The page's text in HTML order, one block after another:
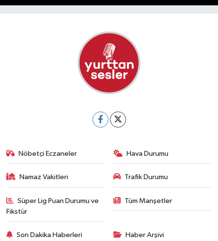
Nöbetçi Eczaneler Hava Durumu
Namaz Vakitleri Trafik Durumu
Süper Lig Puan Durumu ve
Fikstür
Tüm Manşetler
Son Dakika Haberleri Haber Arşivi